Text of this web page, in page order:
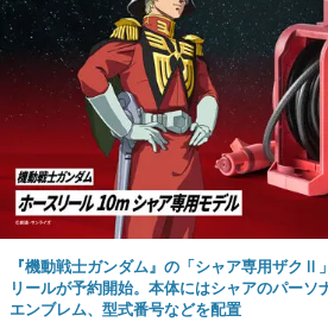
『機動戦士ガンダム』の「シャア専用ザクⅡ
リールが予約開始。本体にはシャアのパー
エンブレム、型式番号などを配置